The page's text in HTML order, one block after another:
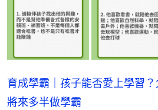
育成學霸｜孩子能否愛上學習
將來多半做學霸